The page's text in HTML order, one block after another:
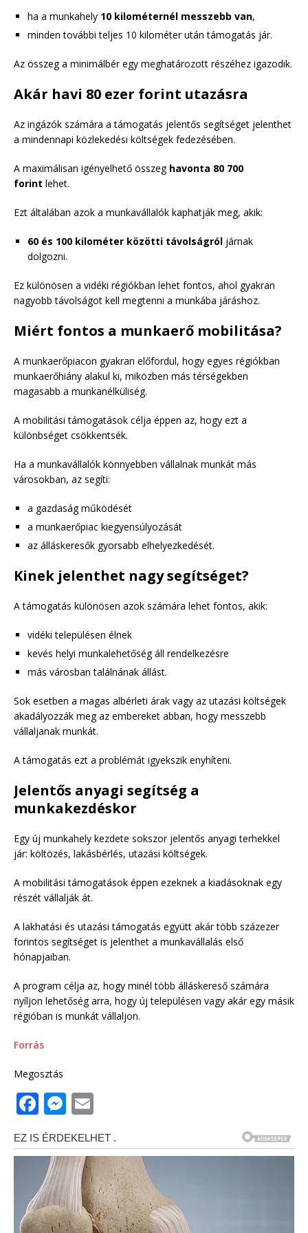
ha a munkahely 10 kilométernél messzebb van,
minden további teljes 10 kilométer után támogatás jár.
Az összeg a minimálbér egy meghatározott részéhez igazodik.
Akár havi 80 ezer forint utazásra
Az ingázók számára a támogatás jelentős segítséget jelenthet
a mindennapi közlekedési költségek fedezésében.
A maximálisan igényelhető összeg havonta 80 700
forint lehet.
Ezt általában azok a munkavállalók kaphatják meg, akik:
60 és 100 kilométer közötti távolságról járnak
dolgozni.
Ez különösen a vidéki régiókban lehet fontos, ahol gyakran
nagyobb távolságot kell megtenni a munkába járáshoz.
Miért fontos a munkaerő mobilitása?
A munkaerőpiacon gyakran előfordul, hogy egyes régiókban
munkaerőhiány alakul ki, miközben más térségekben
magasabb a munkanélküliség.
A mobilitási támogatások célja éppen az, hogy ezt a
különbséget csökkentsék.
Ha a munkavállalók könnyebben vállalnak munkát más
városokban, az segíti:
a gazdaság működését
a munkaerőpiac kiegyensúlyozását
az álláskeresők gyorsabb elhelyezkedését.
Kinek jelenthet nagy segítséget?
A támogatás különösen azok számára lehet fontos, akik:
vidéki településen élnek
kevés helyi munkalehetőség áll rendelkezésre
más városban találnának állást.
Sok esetben a magas albérleti árak vagy az utazási költségek
akadályozzák meg az embereket abban, hogy messzebb
vállaljanak munkát.
A támogatás ezt a problémát igyekszik enyhíteni.
Jelentős anyagi segítség a
munkakezdéskor
Egy új munkahely kezdete sokszor jelentős anyagi terhekkel
jár: költözés, lakásbérlés, utazási költségek.
A mobilitási támogatások éppen ezeknek a kiadásoknak egy
részét vállalják át.
A lakhatási és utazási támogatás együtt akár több százezer
forintos segítséget is jelenthet a munkavállalás első
hónapjaiban.
A program célja az, hogy minél több álláskereső számára
nyíljon lehetőség arra, hogy új településen vagy akár egy másik
régióban is munkát vállaljon.
Forrás
Megosztás
F
a
c
e
b
o
M
ss
e
n
g
ai
l